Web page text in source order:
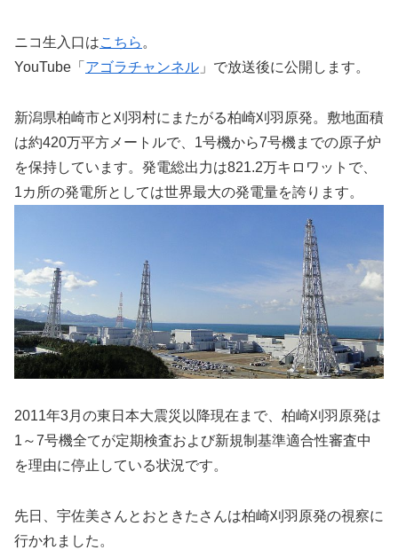
ニコ生入口はこちら。
YouTube「 アゴラチャンネル 」で放送後に公開します。
新潟県柏崎市と刈羽村にまたがる柏崎刈羽原発。敷地面積
は約420万平方メートルで、1号機から7号機までの原子炉
を保持しています。発電総出力は821.2万キロワットで、
1カ所の発電所としては世界最大の発電量を誇ります。
2011年3月の東日本大震災以降現在まで、柏崎刈羽原発は
1～7号機全てが定期検査および新規制基準適合性審査中
を理由に停止している状況です。
先日、宇佐美さんとおときたさんは柏崎刈羽原発の視察に
行かれました。